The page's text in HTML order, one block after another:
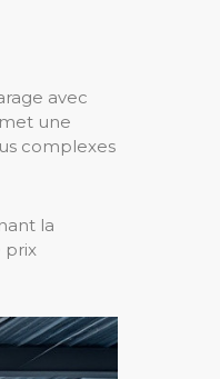
avec
une
complexes
la
prix